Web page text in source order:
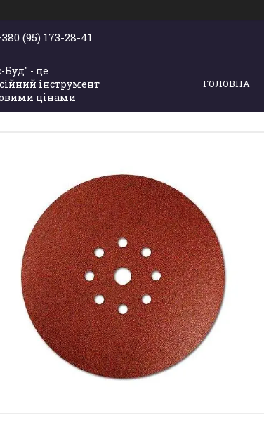
(95) 173-28-41
Буд" - це
інструмент
цінами
ГОЛОВНА